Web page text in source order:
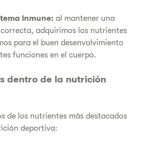
inmune: al mantener una
adquirimos los nutrientes
para el buen desenvolvimiento
funciones en el cuerpo.
dentro de la nutrición
de los nutrientes más destacados
deportiva: